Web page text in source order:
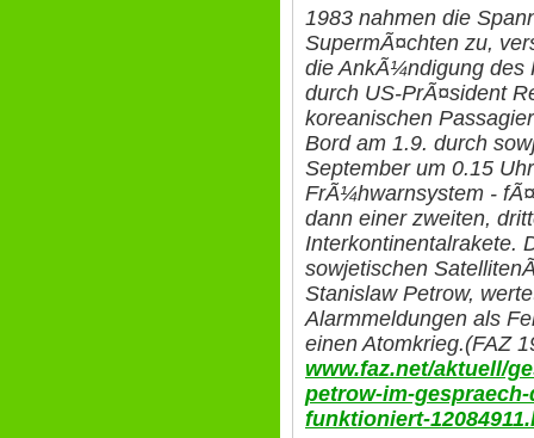
1983 nahmen die
SupermÃ¤chten zu,
die AnkÃ¼ndigung des
durch US-PrÃ¤sident
koreanischen
Bord am 1.9. durch
September um 0.15
FrÃ¼hwarnsystem -
dann einer zweiten,
Interkontinentalrakete.
sowjetischen
Stanislaw Petrow,
Alarmmeldungen als
einen Atomkrieg.(FAZ
www.faz.net/aktuell/
petrow-im-
funktioniert-